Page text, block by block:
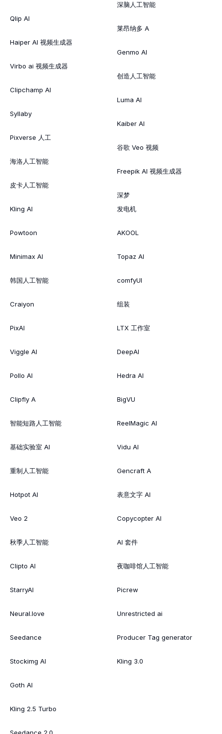
Qlip AI
Haiper AI 视频生成器
Virbo ai 视频生成器
Clipchamp AI
Syllaby
Pixverse 人工
海洛人工智能
皮卡人工智能
Kling AI
Powtoon
Minimax AI
韩国人工智能
Craiyon
PixAI
Viggle AI
Pollo AI
Clipfly A
智能短路人工智能
基础实验室 AI
重制人工智能
Hotpot AI
Veo 2
秋季人工智能
Clipto AI
StarryAI
Neural.love
Seedance
Stockimg AI
Goth AI
Kling 2.5 Turbo
深脑人工智能
莱昂纳多 A
Genmo AI
创造人工智能
Luma AI
Kaiber AI
谷歌 Veo 视频
Freepik AI 视频生成器
深梦
发电机
AKOOL
Topaz AI
comfyUI
组装
LTX 工作室
DeepAI
Hedra AI
BigVU
ReelMagic AI
Vidu AI
Gencraft A
表意文字 AI
Copycopter AI
AI 套件
夜咖啡馆人工智能
Picrew
Unrestricted ai
Producer Tag generator
Kling 3.0